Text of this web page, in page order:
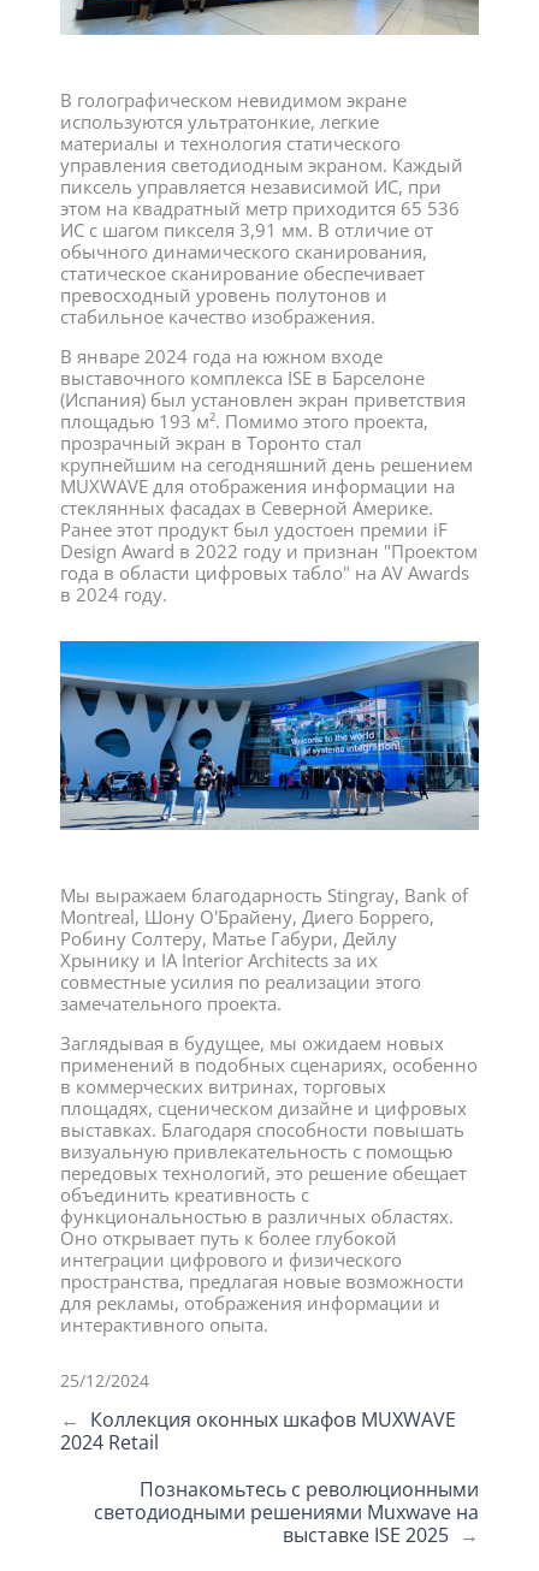
В голографическом невидимом экране
используются ультратонкие, легкие
материалы и технология статического
управления светодиодным экраном. Каждый
пиксель управляется независимой ИС, при
этом на квадратный метр приходится 65 536
ИС с шагом пикселя 3,91 мм. В отличие от
обычного динамического сканирования,
статическое сканирование обеспечивает
превосходный уровень полутонов и
стабильное качество изображения.
В январе 2024 года на южном входе
выставочного комплекса ISE в Барселоне
(Испания) был установлен экран приветствия
площадью 193 м². Помимо этого проекта,
прозрачный экран в Торонто стал
крупнейшим на сегодняшний день решением
MUXWAVE для отображения информации на
стеклянных фасадах в Северной Америке.
Ранее этот продукт был удостоен премии iF
Design Award в 2022 году и признан "Проектом
года в области цифровых табло" на AV Awards
в 2024 году.
Мы выражаем благодарность Stingray, Bank of
Montreal, Шону О'Брайену, Диего Боррего,
Робину Солтеру, Матье Габури, Дейлу
Хрынику и IA Interior Architects за их
совместные усилия по реализации этого
замечательного проекта.
Заглядывая в будущее, мы ожидаем новых
применений в подобных сценариях, особенно
в коммерческих витринах, торговых
площадях, сценическом дизайне и цифровых
выставках. Благодаря способности повышать
визуальную привлекательность с помощью
передовых технологий, это решение обещает
объединить креативность с
функциональностью в различных областях.
Оно открывает путь к более глубокой
интеграции цифрового и физического
пространства, предлагая новые возможности
для рекламы, отображения информации и
интерактивного опыта.
25/12/2024
← Коллекция оконных шкафов MUXWAVE
2024 Retail
Познакомьтесь с революционными
светодиодными решениями Muxwave на
выставке ISE 2025 →